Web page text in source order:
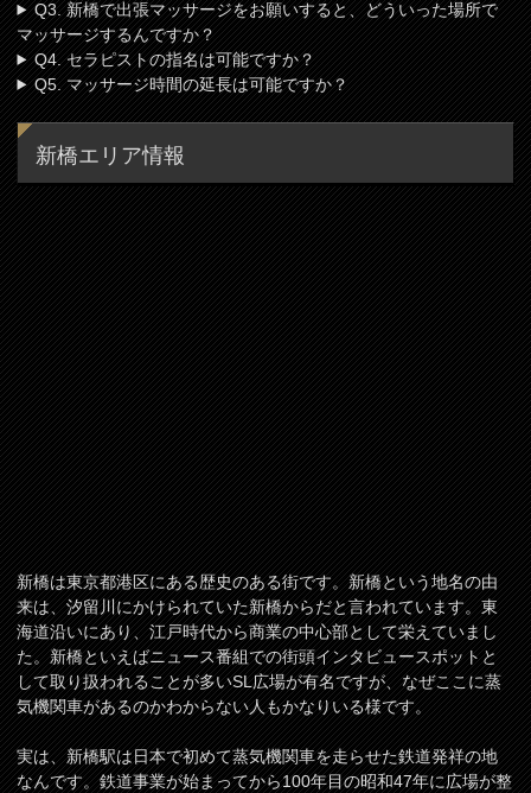
Q3. 新橋で出張マッサージをお願いすると、どういった場所で
マッサージするんですか？
Q4. セラピストの指名は可能ですか？
Q5. マッサージ時間の延長は可能ですか？
新橋エリア情報
新橋は東京都港区にある歴史のある街です。新橋という地名の由
来は、汐留川にかけられていた新橋からだと言われています。東
海道沿いにあり、江戸時代から商業の中心部として栄えていまし
た。新橋といえばニュース番組での街頭インタビュースポットと
して取り扱われることが多いSL広場が有名ですが、なぜここに蒸
気機関車があるのかわからない人もかなりいる様です。
実は、新橋駅は日本で初めて蒸気機関車を走らせた鉄道発祥の地
なんです。鉄道事業が始まってから100年目の昭和47年に広場が整